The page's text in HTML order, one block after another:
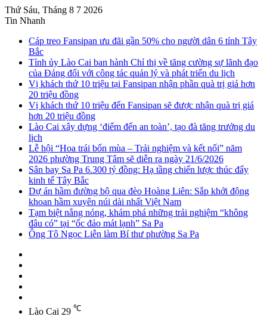
Thứ Sáu, Tháng 8 7 2026
Tin Nhanh
Cáp treo Fansipan ưu đãi gần 50% cho người dân 6 tỉnh Tây
Bắc
Tỉnh ủy Lào Cai ban hành Chỉ thị về tăng cường sự lãnh đạo
của Đảng đối với công tác quản lý và phát triển du lịch
Vị khách thứ 10 triệu tại Fansipan nhận phần quà trị giá hơn
20 triệu đồng
Vị khách thứ 10 triệu đến Fansipan sẽ được nhận quà trị giá
hơn 20 triệu đồng
Lào Cai xây dựng ‘điểm đến an toàn’, tạo đà tăng trưởng du
lịch
Lễ hội “Hoa trái bốn mùa – Trải nghiệm và kết nối” năm
2026 phường Trung Tâm sẽ diễn ra ngày 21/6/2026
Sân bay Sa Pa 6.300 tỷ đồng: Hạ tầng chiến lược thúc đẩy
kinh tế Tây Bắc
Dự án hầm đường bộ qua đèo Hoàng Liên: Sắp khởi động
khoan hầm xuyên núi dài nhất Việt Nam
Tạm biệt nắng nóng, khám phá những trải nghiệm “không
đâu có” tại “ốc đảo mát lạnh” Sa Pa
Ông Tô Ngọc Liễn làm Bí thư phường Sa Pa
Lào Cai 29 ℃